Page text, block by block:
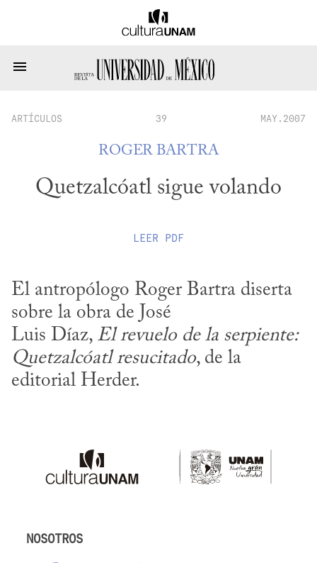
ARTÍCULOS 39 MAY.2007
ROGER BARTRA
Quetzalcóatl sigue volando
LEER PDF
El antropólogo Roger Bartra diserta
sobre la obra de José
Luis Díaz, El revuelo de la serpiente:
Quetzalcóatl resucitado, de la
editorial Herder.
NOSOTROS